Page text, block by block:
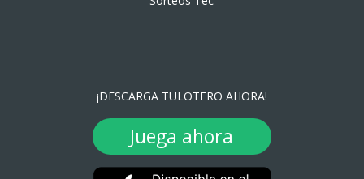
¡DESCARGA TULOTERO AHORA!
Juega ahora